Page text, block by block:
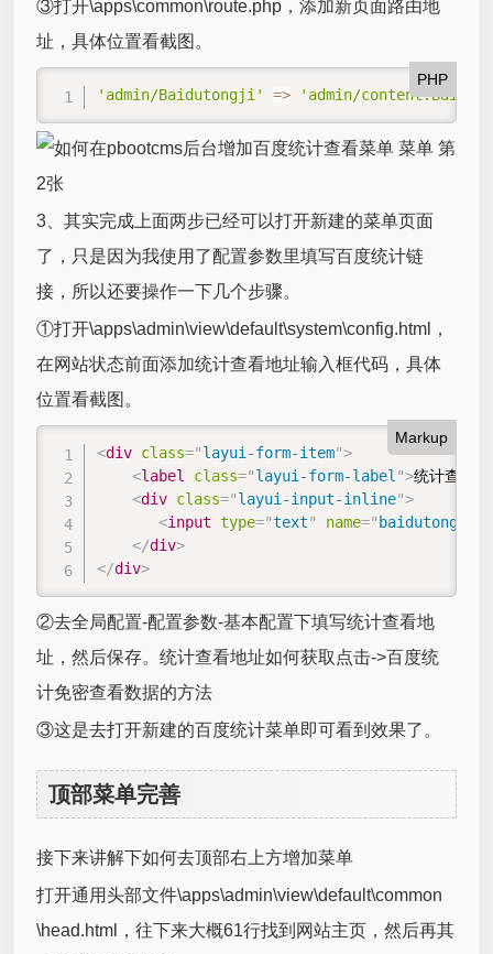
③打开\apps\common\route.php，添加新页面路由地
址，具体位置看截图。
PHP
'admin/Baidutongji'
=> 'admin/
3、其实完成上面两步已经可以打开新建的菜单页面
了，只是因为我使用了配置参数里填写百度统计链
接，所以还要操作一下几个步骤。
①打开\apps\admin\view\default\system\config.html，
在网站状态前面添加统计查看地址输入框代码，具体
位置看截图。
Markup
<div class="layui-form-item">
<label class="layui-form-label ">统计查看
<div class="layui-input-inline">
<input type="text" name="
</div>
</div>
②去全局配置-配置参数-基本配置下填写统计查看地
址，然后保存。统计查看地址如何获取点击->百度统
计免密查看数据的方法
③这是去打开新建的百度统计菜单即可看到效果了。
顶部菜单完善
接下来讲解下如何去顶部右上方增加菜单
打开通用头部文件\apps\admin\view\default\common
\head.html，往下来大概61行找到网站主页，然后再其